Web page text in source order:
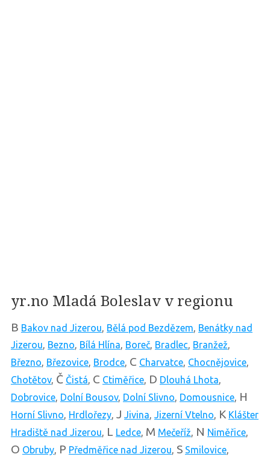
yr.no Mladá Boleslav v regionu
B Bakov nad Jizerou, Bělá pod Bezdězem, Benátky nad
Jizerou, Bezno, Bílá Hlína, Boreč, Bradlec, Branžež,
Březno, Březovice, Brodce, C Charvatce, Chocnějovice,
Chotětov, Č Čistá, C Ctiměřice, D Dlouhá Lhota,
Dobrovice, Dolní Bousov, Dolní Slivno, Domousnice, H
Horní Slivno, Hrdlořezy, J Jivina, Jizerní Vtelno, K Klášter
Hradiště nad Jizerou, L Ledce, M Mečeříž, N Niměřice,
O Obruby, P Předměřice nad Jizerou, S Smilovice,